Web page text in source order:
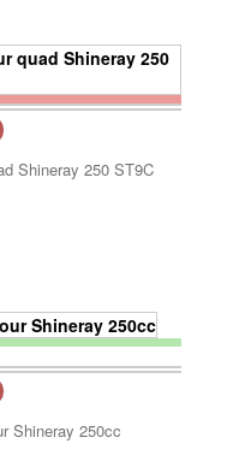
Shineray 250 ST9C
Shineray 250cc